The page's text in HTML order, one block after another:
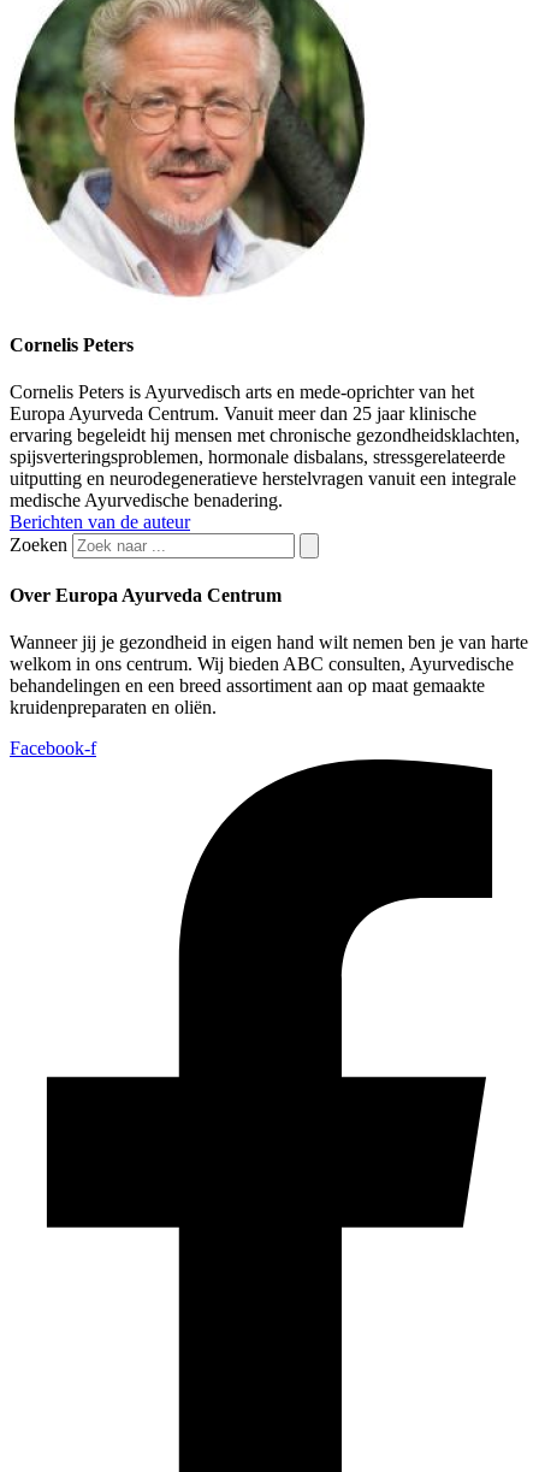
Cornelis Peters
Cornelis Peters is Ayurvedisch arts en mede-oprichter van het
Europa Ayurveda Centrum. Vanuit meer dan 25 jaar klinische
ervaring begeleidt hij mensen met chronische gezondheidsklachten,
spijsverteringsproblemen, hormonale disbalans, stressgerelateerde
uitputting en neurodegeneratieve herstelvragen vanuit een integrale
medische Ayurvedische benadering.
Berichten van de auteur
Zoeken
Over Europa Ayurveda Centrum
Wanneer jij je gezondheid in eigen hand wilt nemen ben je van harte
welkom in ons centrum. Wij bieden ABC consulten, Ayurvedische
behandelingen en een breed assortiment aan op maat gemaakte
kruidenpreparaten en oliën.
Facebook-f